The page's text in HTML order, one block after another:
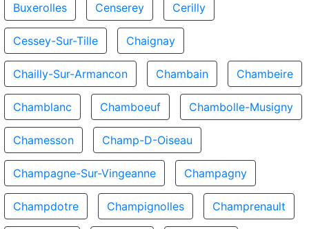
Buxerolles Censerey Cerilly
Cessey-Sur-Tille Chaignay
Chailly-Sur-Armancon Chambain Chambeire
Chamblanc Chamboeuf Chambolle-Musigny
Chamesson Champ-D-Oiseau
Champagne-Sur-Vingeanne Champagny
Champdotre Champignolles Champrenault